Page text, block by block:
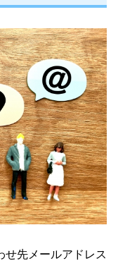
せ先メールアドレス